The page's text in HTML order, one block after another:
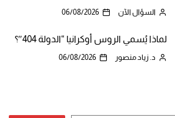
السؤال الآن 06/08/2026
لماذا يُسمي الروس أوكرانيا “الدولة 404″؟
د. زياد منصور 06/08/2026